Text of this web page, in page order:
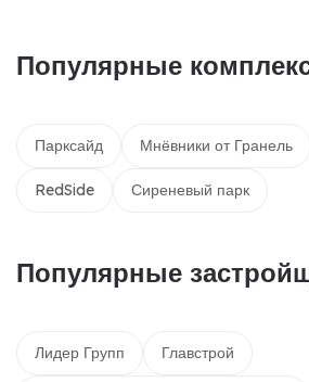
Популярные
Парксайд Мнёвники от Гранель
RedSide Сиреневый парк
Популярные
Лидер Групп Главстрой